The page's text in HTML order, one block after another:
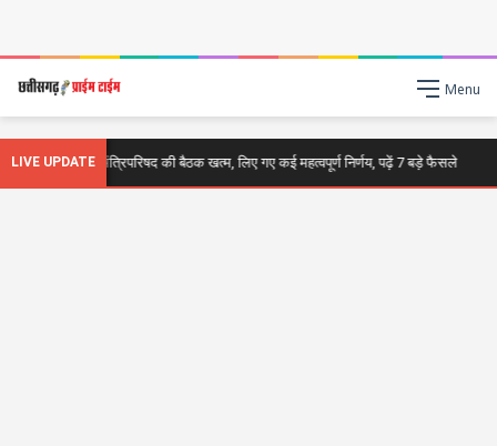
Menu
LIVE UPDATE
Breaking : मंत्रिपरिषद की बैठक खत्म, लिए गए कई महत्वपूर्ण निर्णय, पढ़ें 7 बड़े फैसले